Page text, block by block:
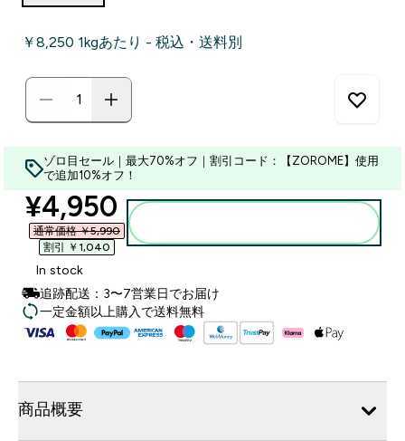
￥8,250‎ 1kgあたり - 税込・送料別
ゾロ目セール｜最大70%オフ｜割引コード：【ZOROME】使用
で追加10%オフ！
discounted price
¥4,950‎
通常価格 ￥5,990‎
割引 ￥1,040‎
In stock
追跡配送：3〜7営業日でお届け
一定金額以上購入で送料無料
商品概要